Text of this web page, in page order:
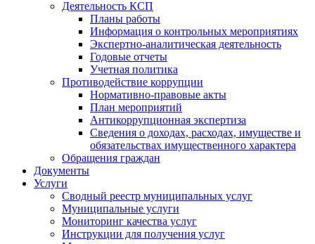
Деятельность КСП
Планы работы
Информация о контрольных мероприятиях
Экспертно-аналитическая деятельность
Годовые отчеты
Учетная политика
Противодействие коррупции
Нормативно-правовые акты
План мероприятий
Антикоррупционная экспертиза
Сведения о доходах, расходах, имуществе и
обязательствах имущественного характера
Обращения граждан
Документы
Услуги
Сводный реестр муниципальных услуг
Муниципальные услуги
Мониторинг качества услуг
Инструкции для получения услуг